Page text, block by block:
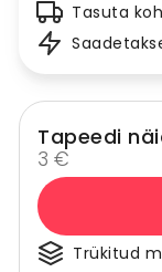
Tasuta
Tapeedi
3 €
Trükitud